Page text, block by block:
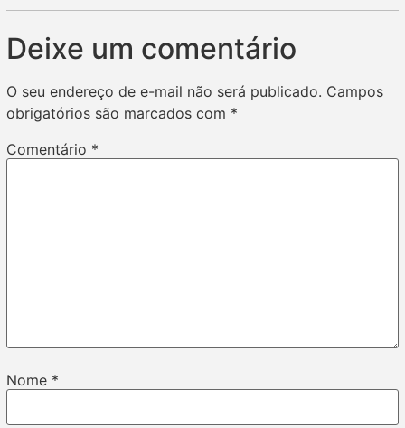
Deixe um comentário
O seu endereço de e-mail não será publicado. Campos
obrigatórios são marcados com *
Comentário *
Nome *